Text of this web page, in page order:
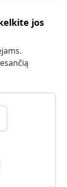
jos